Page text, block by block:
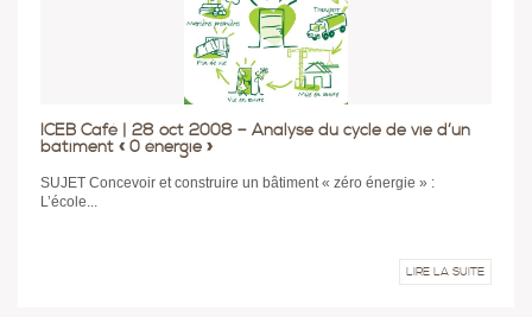
ICEB Café | 28 oct 2008 – Analyse du cycle de vie d’un
bâtiment « 0 énergie »
SUJET Concevoir et construire un bâtiment « zéro énergie » :
L’école...
LIRE LA SUITE